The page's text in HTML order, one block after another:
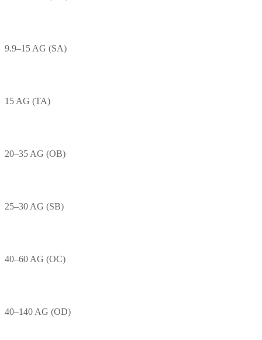
9.9–15 AG (SA)
15 AG (TA)
20–35 AG (OB)
25–30 AG (SB)
40–60 AG (OC)
40–140 AG (OD)